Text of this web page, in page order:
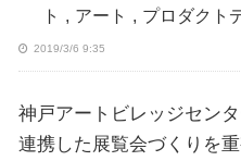
ト , アート , プロダクト
2019/3/6 9:35
神戸アートビレッジセン
連携した展覧会づくりを